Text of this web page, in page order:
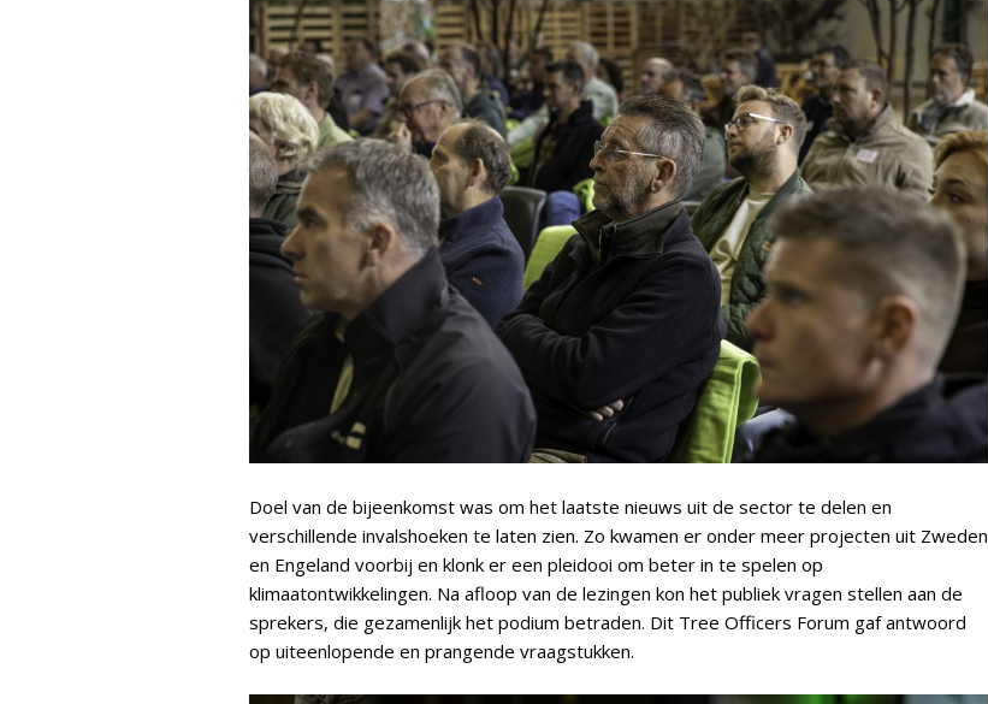
Doel van de bijeenkomst was om het laatste nieuws uit de sector te delen en
verschillende invalshoeken te laten zien. Zo kwamen er onder meer projecten uit Zweden
en Engeland voorbij en klonk er een pleidooi om beter in te spelen op
klimaatontwikkelingen. Na afloop van de lezingen kon het publiek vragen stellen aan de
sprekers, die gezamenlijk het podium betraden. Dit Tree Officers Forum gaf antwoord
op uiteenlopende en prangende vraagstukken.